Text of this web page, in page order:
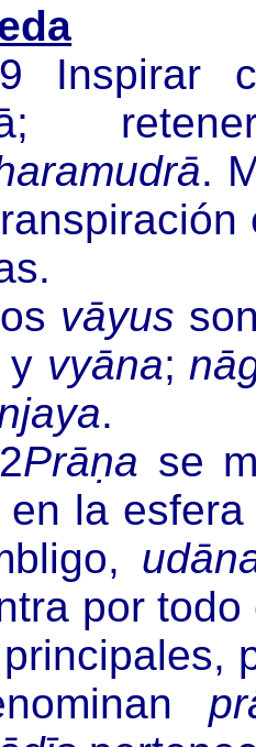
Inspirar
.
vāyus
y vyāna;
.
Prāṇa se
en la
por
principales,